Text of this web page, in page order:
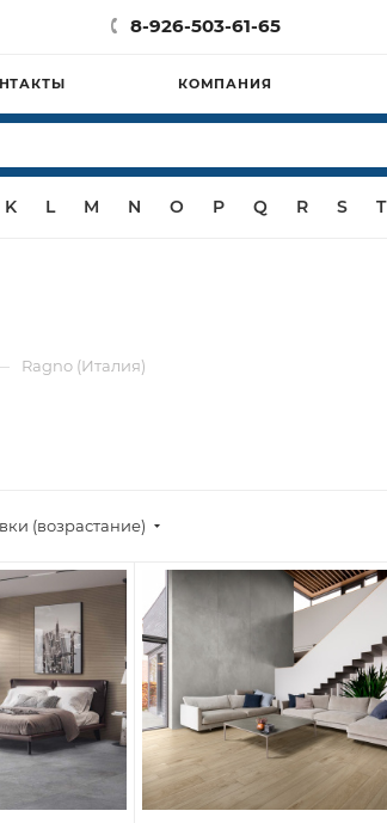
8-926-503-61-65
КОМПАНИЯ
K L M N O P Q R S T
Ragno (Италия)
(возрастание)